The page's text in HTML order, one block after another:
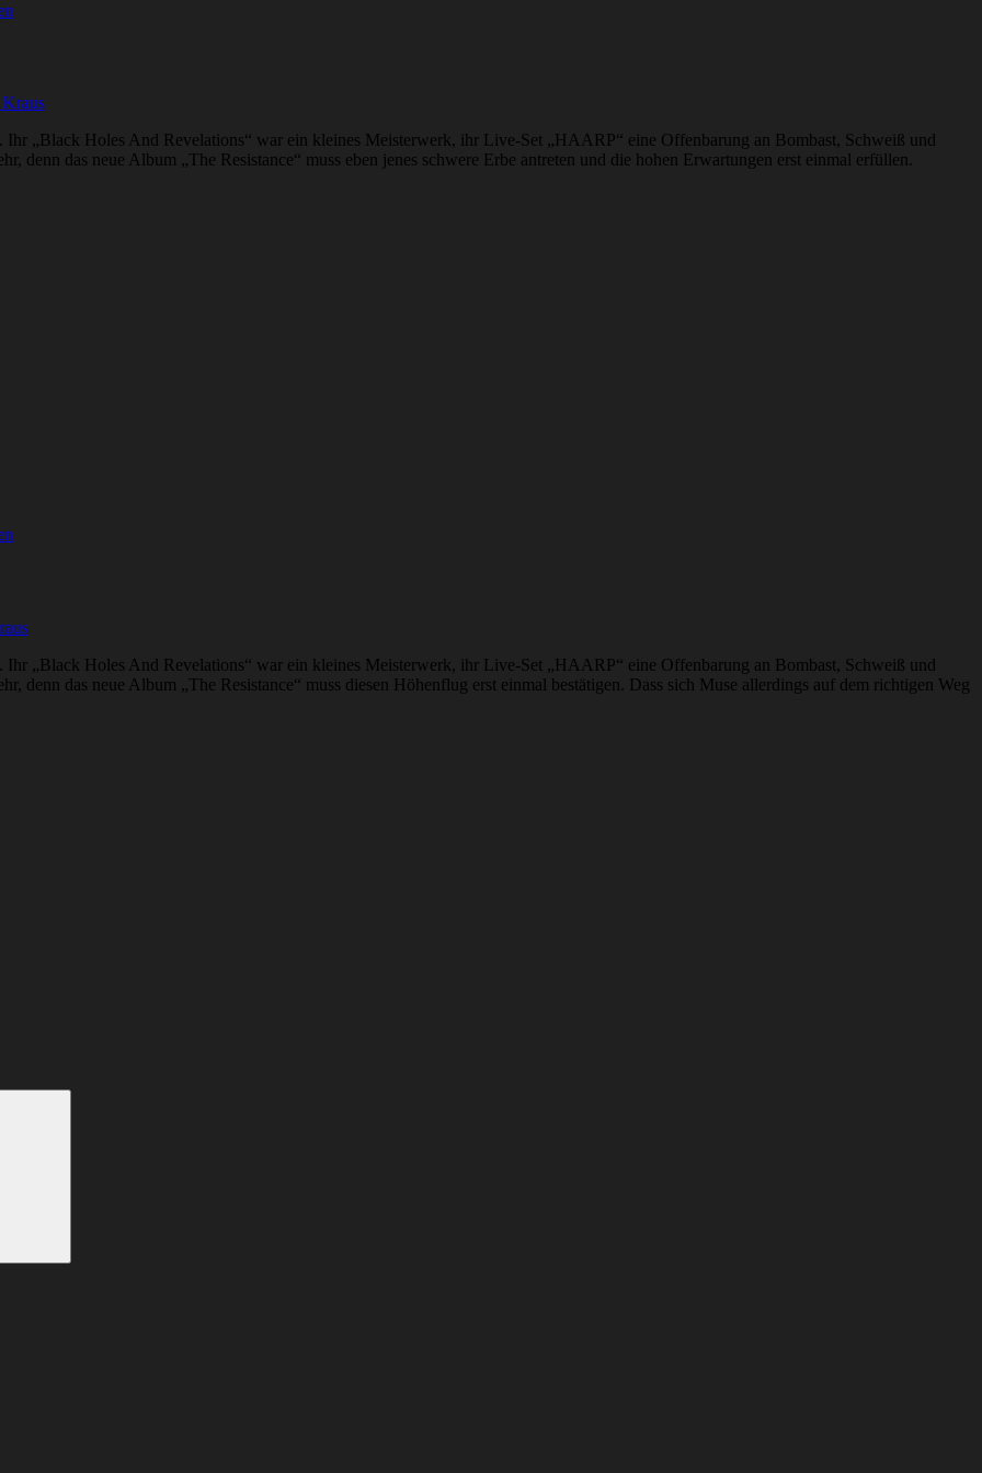
Kraus
„Black Holes And Revelations“ war ein kleines Meisterwerk, ihr Live-Set „HAARP“ eine Offenbarung an Bombast, Schweiß und
denn das neue Album „The Resistance“ muss eben jenes schwere Erbe antreten und die hohen Erwartungen erst einmal erfüllen.
„Black Holes And Revelations“ war ein kleines Meisterwerk, ihr Live-Set „HAARP“ eine Offenbarung an Bombast, Schweiß und
denn das neue Album „The Resistance“ muss diesen Höhenflug erst einmal bestätigen. Dass sich Muse allerdings auf dem richtigen Weg